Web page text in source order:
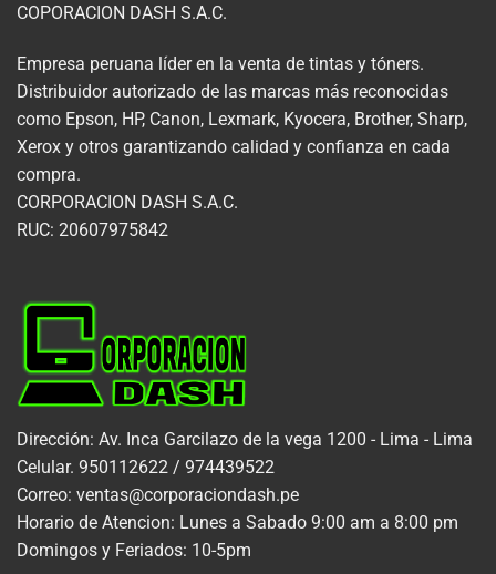
COPORACION DASH S.A.C.
Empresa peruana líder en la venta de tintas y tóners.
Distribuidor autorizado de las marcas más reconocidas
como Epson, HP, Canon, Lexmark, Kyocera, Brother, Sharp,
Xerox y otros garantizando calidad y confianza en cada
compra.
CORPORACION DASH S.A.C.
RUC: 20607975842
Dirección: Av. Inca Garcilazo de la vega 1200 - Lima - Lima
Celular. 950112622 / 974439522
Correo: ventas@corporaciondash.pe
Horario de Atencion: Lunes a Sabado 9:00 am a 8:00 pm
Domingos y Feriados: 10-5pm